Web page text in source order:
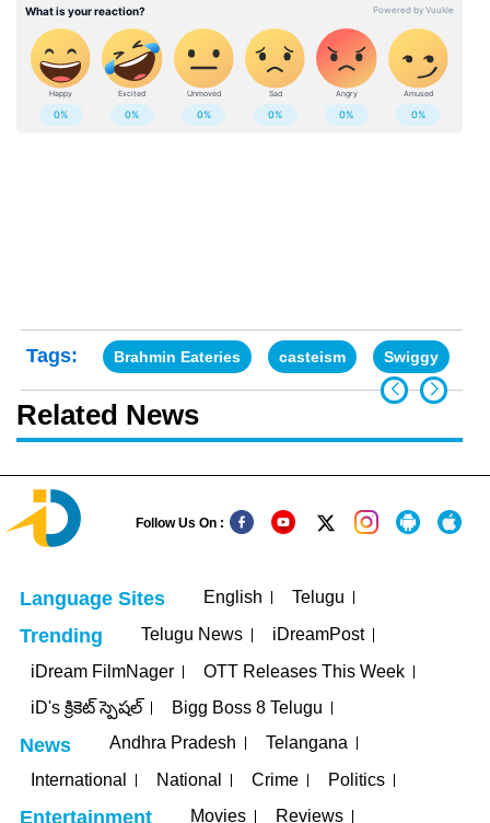
Tags: Brahmin Eateries casteism Swiggy
Related News
Follow Us On :
Language Sites English Telugu
Trending Telugu News
iDreamPost
iDream FilmNager
OTT Releases This Week
iD's క్రికెట్ స్పెషల్
Bigg Boss 8 Telugu
News Andhra Pradesh
Telangana
International
National Crime Politics
Entertainment Movies Reviews